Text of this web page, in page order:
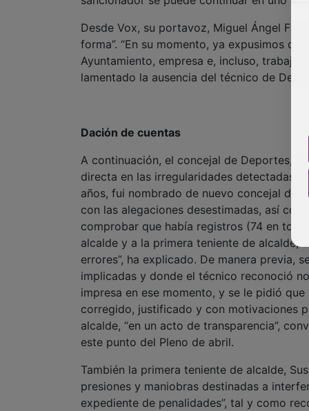
Desde Vox, su portavoz, Miguel Ángel
forma”. “En su momento, ya expusimos
Ayuntamiento, empresa e, incluso,
lamentado la ausencia del técnico de
Dación de cuentas
A continuación, el concejal de Deportes,
directa en las irregularidades detectadas
años, fui nombrado de nuevo concejal del
con las alegaciones desestimadas, así
comprobar que había registros (74 en
alcalde y a la primera teniente de alcalde,
errores”, ha explicado. De manera previa,
implicadas y donde el técnico reconoció
impresa en ese momento, y se le pidió
corregido, justificado y con motivaciones
alcalde, “en un acto de transparencia”,
este punto del Pleno de abril.
También la primera teniente de alcalde,
presiones y maniobras destinadas a
expediente de penalidades”, tal y como